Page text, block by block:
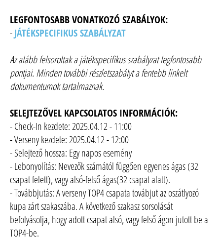
LEGFONTOSABB VONATKOZÓ SZABÁLYOK:
-JÁTÉKSPECIFIKUS SZABÁLYZAT
Az alább felsoroltak a játékspecifikus szabályzat legfontosabb
pontjai. Minden további részletszabályt a fentebb linkelt
dokumentumok tartalmaznak.
SELEJTEZŐVEL KAPCSOLATOS INFORMÁCIÓK:
- Check-In kezdete: 2025.04.12 - 11:00
- Verseny kezdete: 2025.04.12 - 12:00
- Selejtező hossza: Egy napos esemény
- Lebonyolítás: Nevezők számától függően egyenes ágas (32
csapat felett), vagy alsó-felső ágas(32 csapat alatt).
- Továbbjutás: A verseny TOP4 csapata továbjut az oszátlyozó
kupa zárt szakaszába. A következő szakasz sorsolását
befolyásolja, hogy adott csapat alsó, vagy felső ágon jutott be a
TOP4-be.